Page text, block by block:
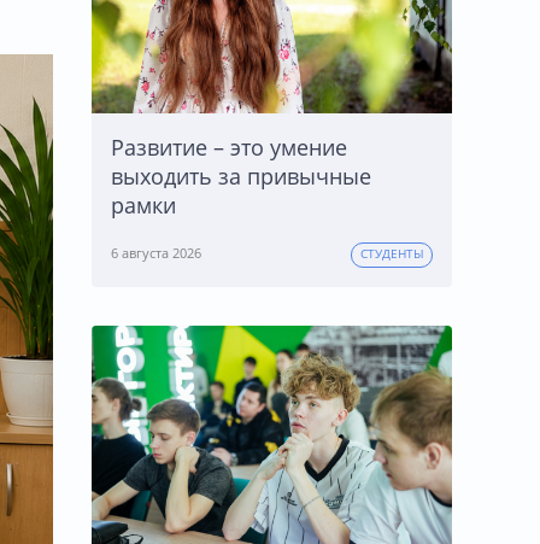
Развитие – это умение
выходить за привычные
рамки
6 августа 2026 СТУДЕНТЫ